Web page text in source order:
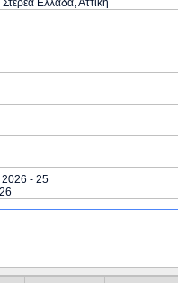
Ελλάδα, Αττική
2026 - 25